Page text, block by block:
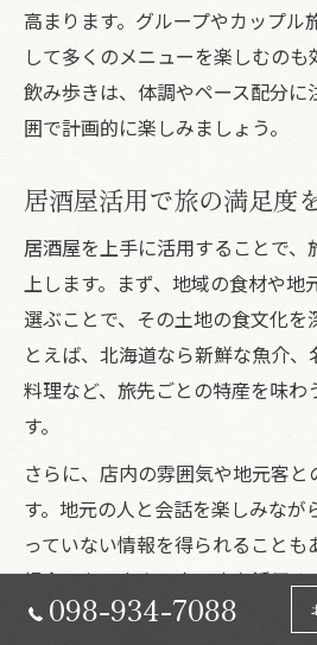
高まります。グループやカップル
して多くのメニューを楽しむの
飲み歩きは、体調やペース配分に
囲で計画的に楽しみましょう。
居酒屋活用で旅の満足度
居酒屋を上手に活用することで、
上します。まず、地域の食材や地
選ぶことで、その土地の食文化を
とえば、北海道なら新鮮な魚介
料理など、旅先ごとの特産を味わ
す。
さらに、店内の雰囲気や地元客と
す。地元の人と会話を楽しみなが
っていない情報を得られることも
場合でも、カウンター席を活用
客と話ができ、旅の思い出がより
098-934-7088